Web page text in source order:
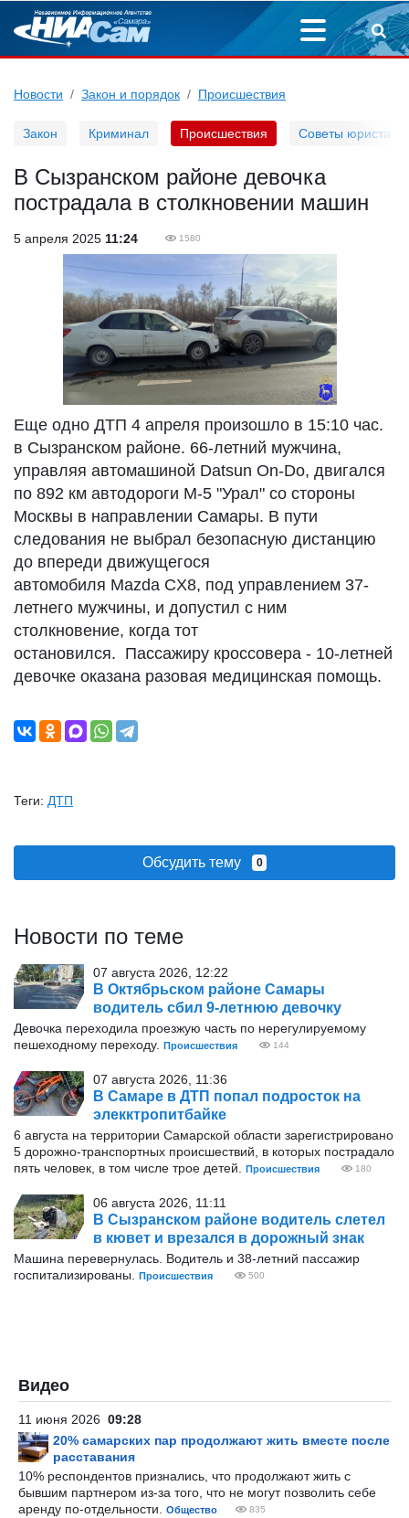
Новости Закон и порядок Происшествия
Закон Криминал Происшествия Советы юриста
В Сызранском районе девочка
пострадала в столкновении машин
5 апреля 2025 11:24 1580
Еще одно ДТП 4 апреля произошло в 15:10 час.
в Сызранском районе. 66-летний мужчина,
управляя автомашиной Datsun On-Do, двигался
по 892 км автодороги М-5 "Урал" со стороны
Москвы в направлении Самары. В пути
следования не выбрал безопасную дистанцию
до впереди движущегося
автомобиля Mazda CX8, под управлением 37-
летнего мужчины, и допустил с ним
столкновение, когда тот
остановился. Пассажиру кроссовера - 10-летней
девочке оказана разовая медицинская помощь.
Теги: ДТП
Обсудить тему 0
Новости по теме
07 августа 2026, 12:22
В Октябрьском районе Самары
водитель сбил 9-летнюю девочку
Девочка переходила проезжую часть по нерегулируемому
пешеходному переходу. Происшествия 144
07 августа 2026, 11:36
В Самаре в ДТП попал подросток на
элекктропитбайке
6 августа на территории Самарской области зарегистрировано
5 дорожно-транспортных происшествий, в которых пострадало
пять человек, в том числе трое детей.
Происшествия 180
06 августа 2026, 11:11
В Сызранском районе водитель слетел
в кювет и врезался в дорожный знак
Машина перевернулась. Водитель и 38-летний пассажир
госпитализированы.
Происшествия 500
Видео
11 июня 2026 09:28
20% самарских пар продолжают жить вместе после
расставания
10% респондентов признались, что продолжают жить с
бывшим партнером из-за того, что не могут позволить себе
аренду по-отдельности.
Общество 835